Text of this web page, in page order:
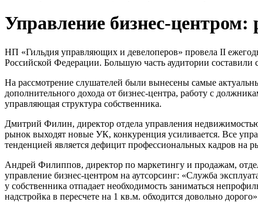
Управление бизнес-центром:
НП «Гильдия управляющих и девелоперов» провела II
Российской Федерации. Большую часть аудитории составили
На рассмотрение слушателей были вынесены самые
дополнительного дохода от бизнес-центра, работу с
управляющая структура собственника.
Дмитрий Филин, директор отдела управления
рынок выходят новые УК, конкуренция усиливается. Все
тенденцией является дефицит профессиональных кадров на
Андрей Филиппов, директор по маркетингу и продажам,
управление бизнес-центром на аутсорсинг: «Служба
у собственника отпадает необходимость заниматься
надстройка в пересчете на 1 кв.м. обходится довольно